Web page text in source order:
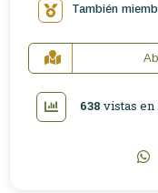
También
638 vistas en